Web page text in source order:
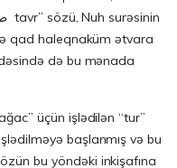
də bu mənada
üçün işlədilən “tur”
başlanmış və bu
bu yöndəki inkişafına